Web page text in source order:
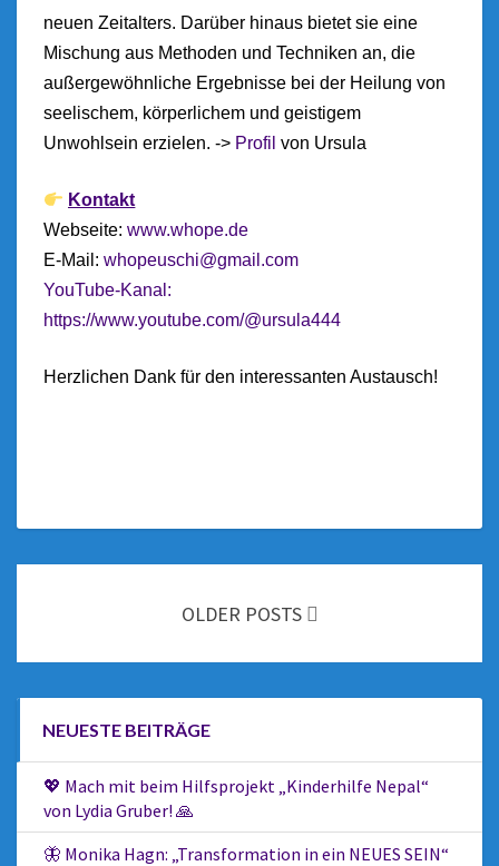
neuen Zeitalters. Darüber hinaus bietet sie eine
Mischung aus Methoden und Techniken an, die
außergewöhnliche Ergebnisse bei der Heilung von
seelischem, körperlichem und geistigem
Unwohlsein erzielen. -> Profil von Ursula
Kontakt
Webseite: www.whope.de
E-Mail: whopeuschi@gmail.com
YouTube-Kanal:
https://www.youtube.com/@ursula444
Herzlichen Dank für den interessanten Austausch!
OLDER POSTS
NEUESTE BEITRÄGE
💖 Mach mit beim Hilfsprojekt „Kinderhilfe Nepal“
von Lydia Gruber! 🙏
🦋 Monika Hagn: „Transformation in ein NEUES SEIN“